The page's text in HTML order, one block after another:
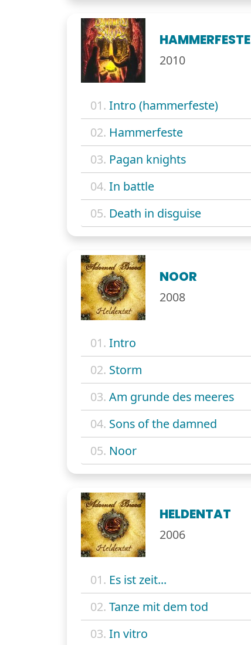
HAMMERFESTE
2010
01. Intro (hammerfeste)
02. Hammerfeste
03. Pagan knights
04. In battle
05. Death in disguise
NOOR
2008
01. Intro
02. Storm
03. Am grunde des meeres
04. Sons of the damned
05. Noor
HELDENTAT
2006
01. Es ist zeit...
02. Tanze mit dem tod
03. In vitro